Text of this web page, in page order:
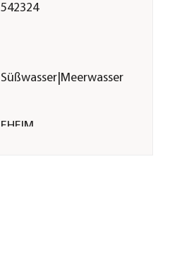
542324
Süßwasser|Meerwasser
EHEIM